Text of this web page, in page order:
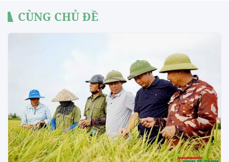
CÙNG CHỦ ĐỀ